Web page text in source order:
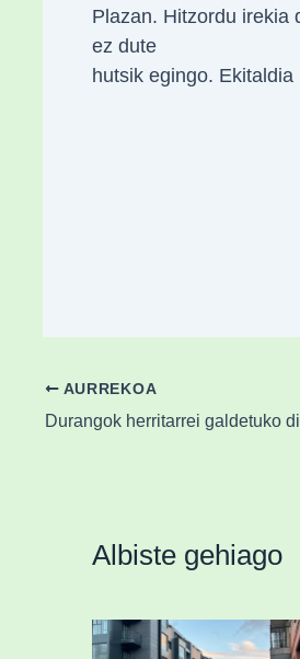
Plazan. Hitzordu irekia
ez dute
hutsik egingo.
AURREKOA
Albiste gehiago